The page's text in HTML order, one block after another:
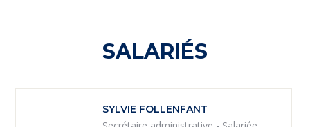
SALARIÉS
SYLVIE FOLLENFANT